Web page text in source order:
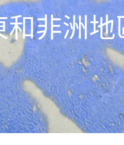
非洲地